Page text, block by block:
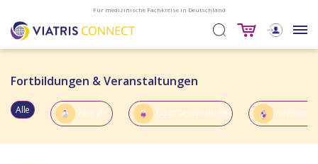
Für medizinische Fachkreise in Deutschland
Fortbildungen & Veranstaltungen
Alle Allergie Gastroenterologie